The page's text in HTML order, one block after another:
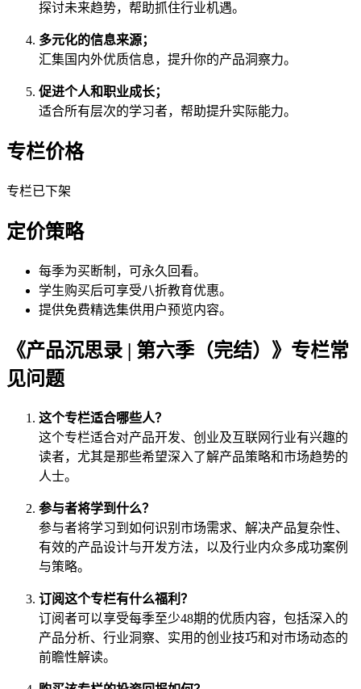
探讨未来趋势，帮助抓住行业机遇。
多元化的信息来源；
汇集国内外优质信息，提升你的产品洞察力。
促进个人和职业成长；
适合所有层次的学习者，帮助提升实际能力。
专栏价格
专栏已下架
定价策略
每季为买断制，可永久回看。
学生购买后可享受八折教育优惠。
提供免费精选集供用户预览内容。
《产品沉思录 | 第六季（完结）》专栏常
见问题
这个专栏适合哪些人？
这个专栏适合对产品开发、创业及互联网行业有兴趣的
读者，尤其是那些希望深入了解产品策略和市场趋势的
人士。
参与者将学到什么？
参与者将学习到如何识别市场需求、解决产品复杂性、
有效的产品设计与开发方法，以及行业内众多成功案例
与策略。
订阅这个专栏有什么福利？
订阅者可以享受每季至少48期的优质内容，包括深入的
产品分析、行业洞察、实用的创业技巧和对市场动态的
前瞻性解读。